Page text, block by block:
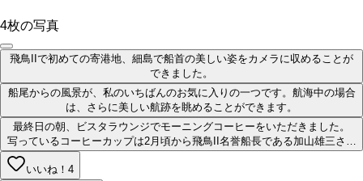
4枚の写真
飛鳥IIで初めての寄港地、細島で船首の美しい姿をカメラに収めることが
できました。
船尾からの風景が、私のいちばんのお気に入りの一つです。航海中の場合
は、さらに美しい航跡を眺めることができます。
最終日の朝、ビスタラウンジでモーニングコーヒーをいただきました。
写っているコーヒーカップは2月頃から飛鳥II名誉船長である加山雄三さ…
いいね！ 4